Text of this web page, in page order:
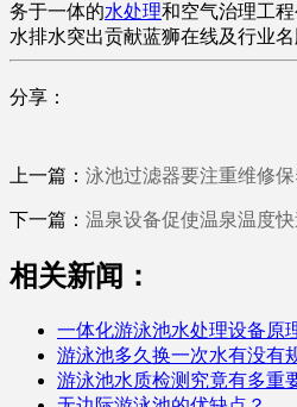
务于一体的水处理和空气治理工
水排水突出贡献蓝狮在线及行业名
分享：
上一篇： 泳池过滤器要注重维修
下一篇： 温泉设备促使温泉温度
相关新闻：
一体化游泳池水处理设备原
游泳池多久换一次水有没有
游泳池水质检测究竟有多重